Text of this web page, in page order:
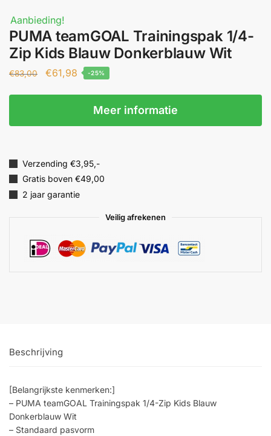
Aanbieding!
PUMA teamGOAL Trainingspak 1/4-
Zip Kids Blauw Donkerblauw Wit
€83,00 €61,98 -25%
Meer informatie
Verzending €3,95,-
Gratis boven €49,00
2 jaar garantie
Veilig afrekenen
Beschrijving
[Belangrijkste kenmerken:]
– PUMA teamGOAL Trainingspak 1/4-Zip Kids Blauw
Donkerblauw Wit
– Standaard pasvorm